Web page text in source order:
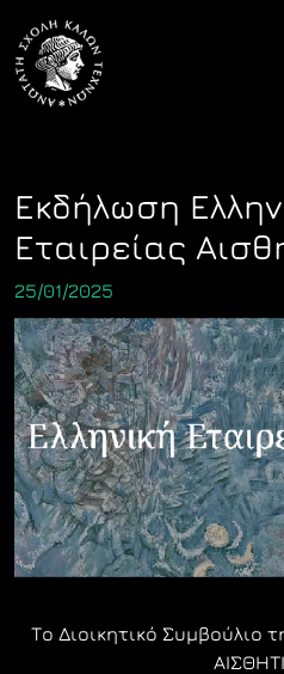
content
Εκδήλωση
Εταιρείας
25/01/2025
Το Διοικητικό Συμβούλιο